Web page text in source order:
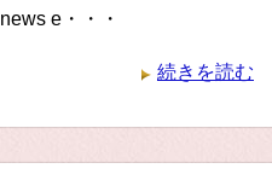
e・・・
続きを読む